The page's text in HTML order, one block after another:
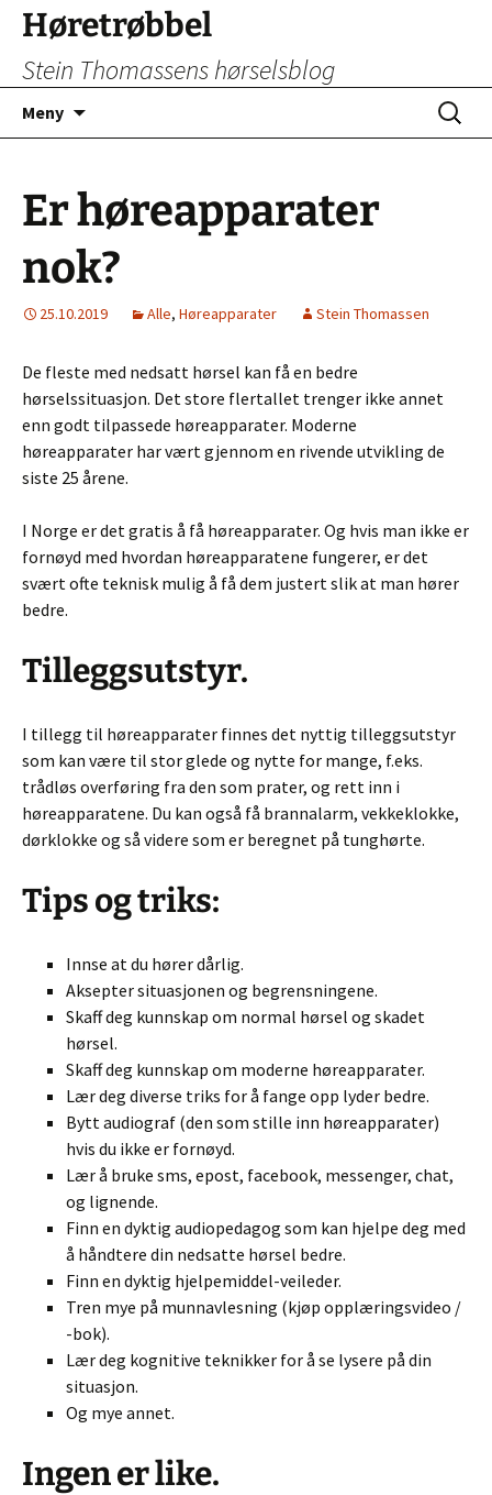
Hopp
innhold
Høretrøbbel
Stein Thomassens hørselsblog
Meny
Søk
etter:
Er høreapparater
nok?
25.10.2019 Alle, Høreapparater Stein Thomassen
De fleste med nedsatt hørsel kan få en bedre
hørselssituasjon. Det store flertallet trenger ikke annet
enn godt tilpassede høreapparater. Moderne
høreapparater har vært gjennom en rivende utvikling de
siste 25 årene.
I Norge er det gratis å få høreapparater. Og hvis man ikke er
fornøyd med hvordan høreapparatene fungerer, er det
svært ofte teknisk mulig å få dem justert slik at man hører
bedre.
Tilleggsutstyr.
I tillegg til høreapparater finnes det nyttig tilleggsutstyr
som kan være til stor glede og nytte for mange, f.eks.
trådløs overføring fra den som prater, og rett inn i
høreapparatene. Du kan også få brannalarm, vekkeklokke,
dørklokke og så videre som er beregnet på tunghørte.
Tips og triks:
Innse at du hører dårlig.
Aksepter situasjonen og begrensningene.
Skaff deg kunnskap om normal hørsel og skadet
hørsel.
Skaff deg kunnskap om moderne høreapparater.
Lær deg diverse triks for å fange opp lyder bedre.
Bytt audiograf (den som stille inn høreapparater)
hvis du ikke er fornøyd.
Lær å bruke sms, epost, facebook, messenger, chat,
og lignende.
Finn en dyktig audiopedagog som kan hjelpe deg med
å håndtere din nedsatte hørsel bedre.
Finn en dyktig hjelpemiddel-veileder.
Tren mye på munnavlesning (kjøp opplæringsvideo /
-bok).
Lær deg kognitive teknikker for å se lysere på din
situasjon.
Og mye annet.
Ingen er like.